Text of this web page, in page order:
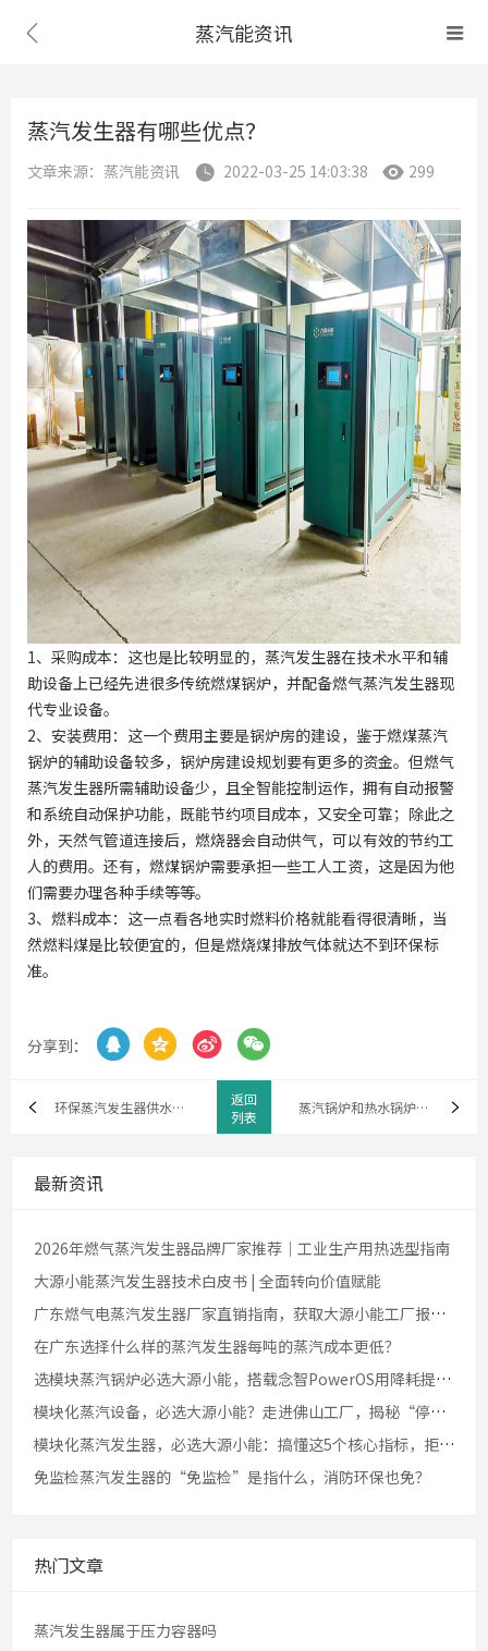
 蒸汽能资讯 
蒸汽发生器有哪些优点？
文章来源：蒸汽能资讯  2022-03-25 14:03:38  299
1、采购成本：这也是比较明显的，蒸汽发生器在技术水平和辅
助设备上已经先进很多传统燃煤锅炉，并配备燃气蒸汽发生器现
代专业设备。
2、安装费用：这一个费用主要是锅炉房的建设，鉴于燃煤蒸汽
锅炉的辅助设备较多，锅炉房建设规划要有更多的资金。但燃气
蒸汽发生器所需辅助设备少，且全智能控制运作，拥有自动报警
和系统自动保护功能，既能节约项目成本，又安全可靠；除此之
外，天然气管道连接后，燃烧器会自动供气，可以有效的节约工
人的费用。还有，燃煤锅炉需要承担一些工人工资，这是因为他
们需要办理各种手续等等。
3、燃料成本：这一点看各地实时燃料价格就能看得很清晰，当
然燃料煤是比较便宜的，但是燃烧煤排放气体就达不到环保标
准。
分享到：    
环保蒸汽发生器供水系统知识一部分
返回
列表
蒸汽锅炉和热水锅炉区别-两点
最新资讯
2026年燃气蒸汽发生器品牌厂家推荐｜工业生产用热选型指南
大源小能蒸汽发生器技术白皮书 | 全面转向价值赋能
广东燃气电蒸汽发生器厂家直销指南，获取大源小能工厂报价方案？
在广东选择什么样的蒸汽发生器每吨的蒸汽成本更低？
选模块蒸汽锅炉必选大源小能，搭载念智PowerOS用降耗提效征服生产企业老板
模块化蒸汽设备，必选大源小能？走进佛山工厂，揭秘“停机不停产”的底气
模块化蒸汽发生器，必选大源小能：搞懂这5个核心指标，拒绝为无效能耗买单
免监检蒸汽发生器的“免监检”是指什么，消防环保也免？
热门文章
蒸汽发生器属于压力容器吗